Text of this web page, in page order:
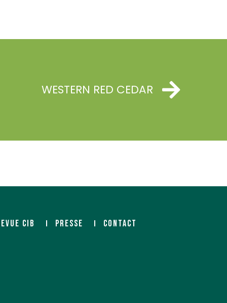
WESTERN RED CEDAR
CIB PRESSE CONTACT